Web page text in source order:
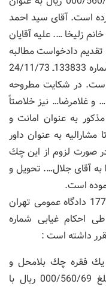
است. آقای سید احمد
زلیخا …. علیه آقایان
دادخواست مطالبه
ابطال رأی داور و استرداد چكهای امانی شماره 133833ـ 24/11/73
عمل آورده است. در شكایت مطروحه
و غلامرضا… نیز خلاصتاً
به عنوان امانت و
مشارالیه به عنوان داور
صورت لزوم از این چك
به آقای جلال…. تحویل و
است.
رسیدگی به موضوع كلاً به شعبه محترم 177 دادگاه عمومی تهران
طی احكام غیابی شماره
یك فقره چك بلامحل و
دادخواست ضرر و زیان تقدیمی به مبلغ 000/560/69 ریال با